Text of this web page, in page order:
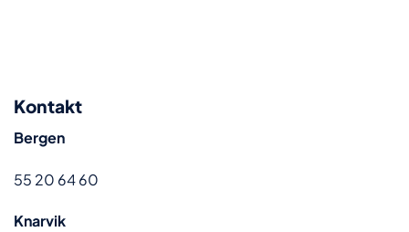
Kontakt
Bergen
55 20 64 60
Knarvik